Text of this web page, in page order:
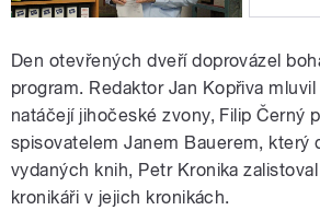
Den otevřených dveří doprovázel
program. Redaktor Jan Kopřiva
natáčejí jihočeské zvony, Filip Černý
spisovatelem Janem Bauerem, který
vydaných knih, Petr Kronika
kronikáři v jejich kronikách.